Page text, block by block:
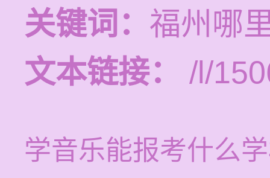
关键词： 福州哪
文本链接：
/l/
学音乐能报考什么